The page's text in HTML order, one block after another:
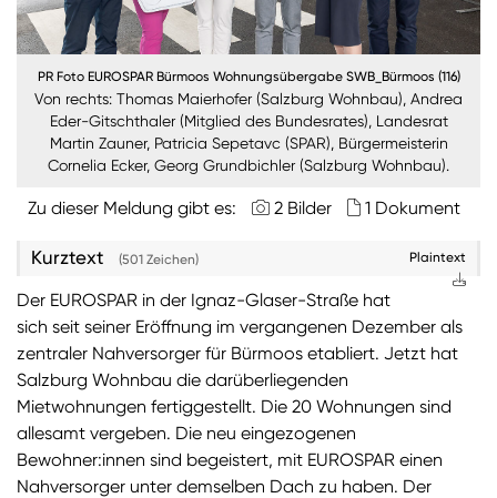
ANMELDEN
Sie wollen unsere aktuellen Medienmitteilungen
automatisch per E-Mail erhalten? Dann tragen Sie
einfach Ihre Daten in unserenPresseverteilerein
ausschließlich für Medienkontakte und nicht für
Sie wollen Informationen über aktuelle Aktionen,
Produktneuheiten, attraktive Gewinnspiele uvm.
erhalten? Dann melden Sie sich zumSPAR
Newsletteran:
Zum SPAR Newsletter
PR Foto EUROSPAR Bürmoos Wohnungsübergabe SWB_Bürmoos (116)
Von rechts: Thomas Maierhofer (Salzburg Wohnbau), Andrea
Eder-Gitschthaler (Mitglied des Bundesrates), Landesrat
Martin Zauner, Patricia Sepetavc (SPAR), Bürgermeisterin
Cornelia Ecker, Georg Grundbichler (Salzburg Wohnbau).
Zu dieser Meldung gibt es: 2 Bilder 1 Dokument
Kurztext (501 Zeichen) Plaintext
Der EUROSPAR in der Ignaz-Glaser-Straße hat
sich seit seiner Eröffnung im vergangenen Dezember als
zentraler Nahversorger für Bürmoos etabliert. Jetzt hat
Salzburg Wohnbau die darüberliegenden
Mietwohnungen fertiggestellt. Die 20 Wohnungen sind
allesamt vergeben. Die neu eingezogenen
Bewohner:innen sind begeistert, mit EUROSPAR einen
Nahversorger unter demselben Dach zu haben. Der